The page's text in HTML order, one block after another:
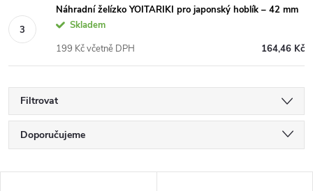
Náhradní želízko YOITARIKI pro japonský hoblík – 42 mm
Skladem
164,46 Kč
199 Kč včetně DPH
Filtrovat
Ř
a
Doporučujeme